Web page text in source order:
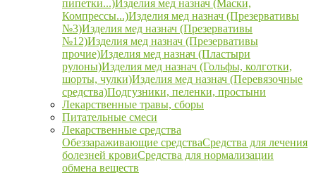
пипетки...)Изделия мед назнач (Маски,
Компрессы...)Изделия мед назнач (Презервативы
№3)Изделия мед назнач (Презервативы
№12)Изделия мед назнач (Презервативы
прочие)Изделия мед назнач (Пластыри
рулоны)Изделия мед назнач (Гольфы, колготки,
шорты, чулки)Изделия мед назнач (Перевязочные
средства)Подгузники, пеленки, простыни
Лекарственные травы, сборы
Питательные смеси
Лекарственные средства
Обеззараживающие средстваСредства для лечения
болезней кровиСредства для нормализации
обмена веществ